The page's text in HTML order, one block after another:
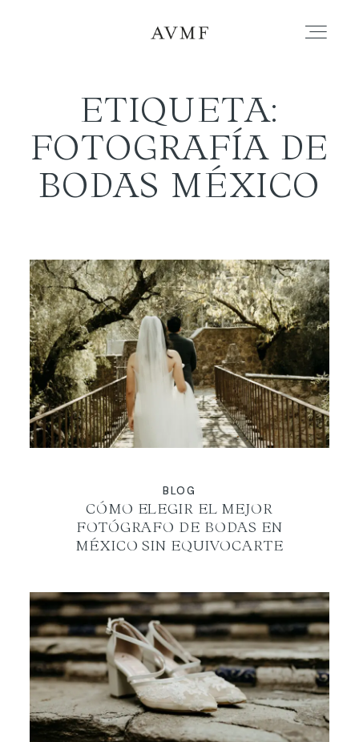
PORTAFOLIO
HISTORIAS
BLOG
CONTACTO
ETIQUETA:
FOTOGRAFÍA DE
BODAS MÉXICO
BLOG
CÓMO ELEGIR EL MEJOR
FOTÓGRAFO DE BODAS EN
MÉXICO SIN EQUIVOCARTE